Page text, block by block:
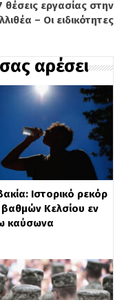
που εμπόδισε
Air Force
Details of
Alaska
27,
θέσεις εργασίας στην
– Οι ειδικότητες
αρέσει
Ιστορικό ρεκόρ
βαθμών Κελσίου εν
καύσωνα